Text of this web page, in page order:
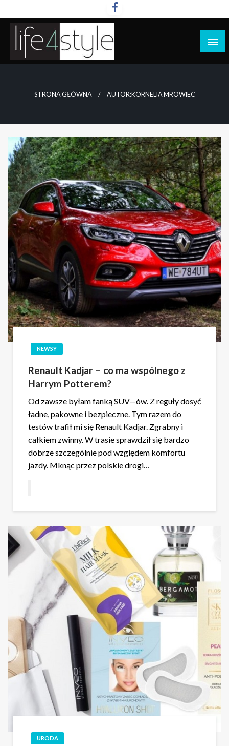
do
STRONA GŁÓWNA AUTOR:KORNELIA MROWIEC
NEWSY
Renault Kadjar – co ma wspólnego z
Harrym Potterem?
Od zawsze byłam fanką SUV—ów. Z reguły dosyć
ładne, pakowne i bezpieczne. Tym razem do
testów trafił mi się Renault Kadjar. Zgrabny i
całkiem zwinny. W trasie sprawdził się bardzo
dobrze szczególnie pod względem komfortu
jazdy. Mknąc przez polskie drogi…
URODA